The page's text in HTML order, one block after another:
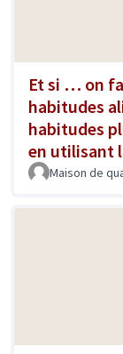
Et si … on
habitudes
habitudes
en utilisant
Maison de